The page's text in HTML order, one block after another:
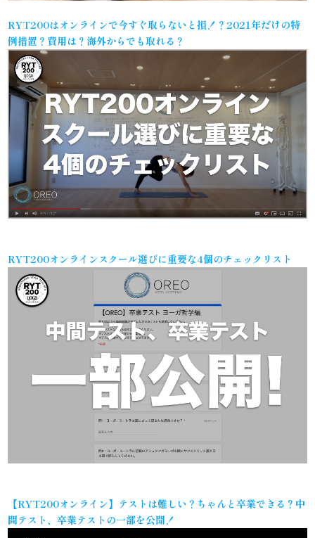
RYT200はオンラインで今すぐ取らないと損！？2021年だけの特
例措置？費用は？海外からでも取れる？
RYT200オンラインスクール選びに重要な4個のチェックリスト
【RYT200オンライン】テストは難しい？ちゃんと卒業できる？中
間テスト、卒業テストの一部を公開！